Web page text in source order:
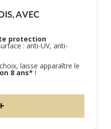
AVEC
protection
: anti-UV, anti-
laisse apparaître le
8 ans* !